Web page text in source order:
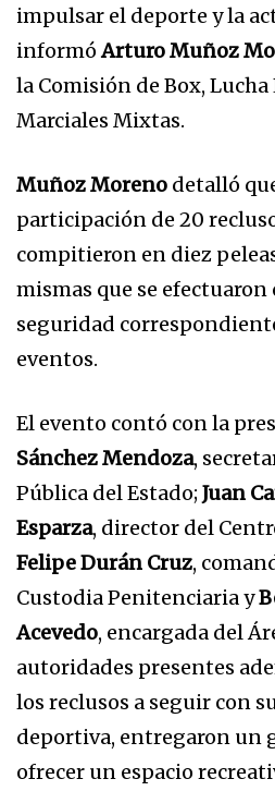
impulsar el deporte y la
informóArturo Muñoz
la Comisión de Box,
Marciales Mixtas.
Muñoz Moreno detalló
participación de 20
compitieron en diez
mismas que se efectuaron
seguridad
eventos.
El evento contó con la
Sánchez Mendoza,
Pública del Estado; Juan
Esparza, director del
Felipe Durán Cruz,
Custodia Penitenciaria y
Acevedo, encargada del
autoridades presentes
los reclusos a seguir con
deportiva, entregaron un
ofrecer un espacio